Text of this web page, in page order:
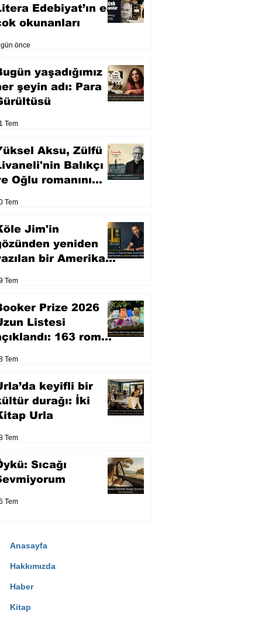
Edebiyat’ın en
okunanları
önce
yaşadığımız
şeyin adı: Para
Tem
Aksu, Zülfü
Balıkçı
Oğlu romanını
Tem
Jim'in
yeniden
bir Amerikan
Tem
Prize 2026
Listesi
163 roman
Tem
keyifli bir
durağı: İki
Urla
Tem
Sıcağı
Tem
Anasayfa
Hakkımızda
Haber
Kitap